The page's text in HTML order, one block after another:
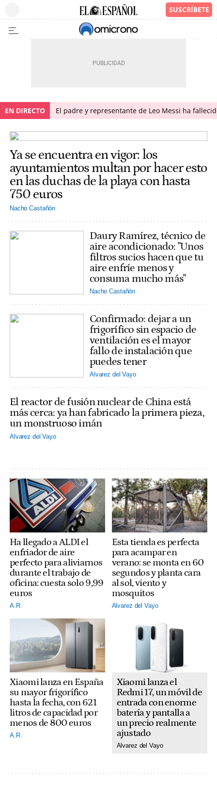
EN DIRECTO El padre y representante de Leo Messi ha
Ya se encuentra en vigor: los
ayuntamientos multan por hacer esto
en las duchas de la playa con hasta
750 euros
Nacho Castañón
Daury Ramírez, técnico de
aire acondicionado: "Unos
filtros sucios hacen que tu
aire enfríe menos y
consuma mucho más"
Nacho Castañón
Confirmado: dejar a un
frigorífico sin espacio de
ventilación es el mayor
fallo de instalación que
puedes tener
Alvarez del Vayo
El reactor de fusión nuclear de China está
más cerca: ya han fabricado la primera pieza,
un monstruoso imán
Alvarez del Vayo
Ha llegado a ALDI el
enfriador de aire
perfecto para aliviarnos
durante el trabajo de
oficina: cuesta solo 9,99
euros
A.R.
Esta tienda es perfecta
para acampar en
verano: se monta en 60
segundos y planta cara
al sol, viento y
mosquitos
Alvarez del Vayo
Xiaomi lanza en España
su mayor frigorífico
hasta la fecha, con 621
litros de capacidad por
menos de 800 euros
A.R.
Xiaomi lanza el
Redmi 17, un móvil de
entrada con enorme
batería y pantalla a
un precio realmente
ajustado
Alvarez del Vayo